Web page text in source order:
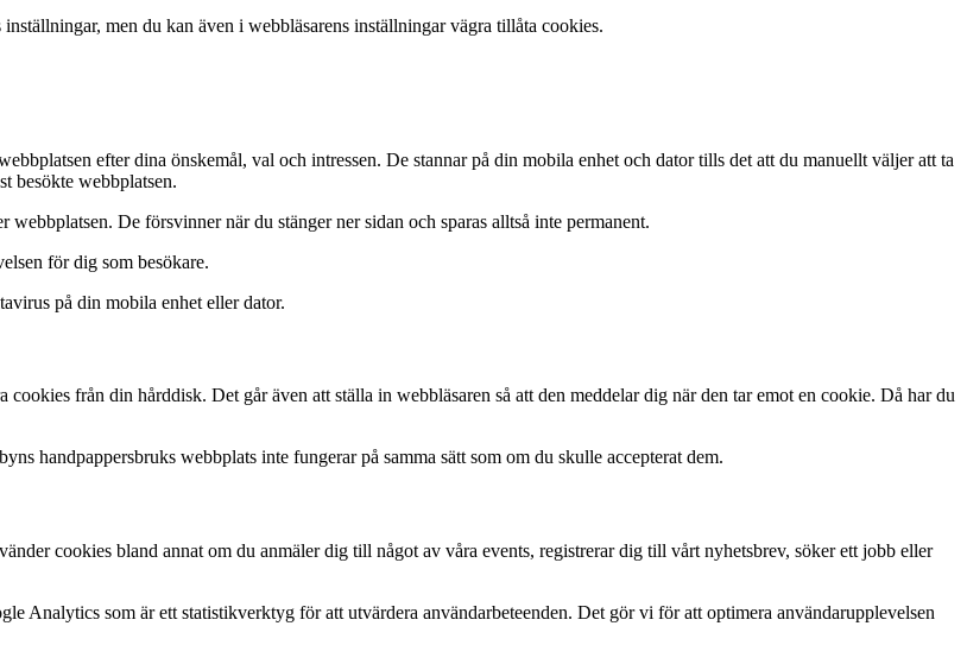
men du kan även i webbläsarens inställningar vägra tillåta cookies.
efter dina önskemål, val och intressen. De stannar på din mobila enhet och dator tills det att du manuellt väljer att ta
besökte webbplatsen.
De försvinner när du stänger ner sidan och sparas alltså inte permanent.
för dig som besökare.
på din mobila enhet eller dator.
från din hårddisk. Det går även att ställa in webbläsaren så att den meddelar dig när den tar emot en cookie. Då har du
handpappersbruks webbplats inte fungerar på samma sätt som om du skulle accepterat dem.
cookies bland annat om du anmäler dig till något av våra events, registrerar dig till vårt nyhetsbrev, söker ett jobb eller
Analytics som är ett statistikverktyg för att utvärdera användarbeteenden. Det gör vi för att optimera användarupplevelsen